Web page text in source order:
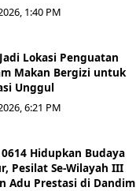
1:40 PM
Lokasi Penguatan
Makan Bergizi untuk
Unggul
6:21 PM
Hidupkan Budaya
Pesilat Se-Wilayah III
Adu Prestasi di Dandim